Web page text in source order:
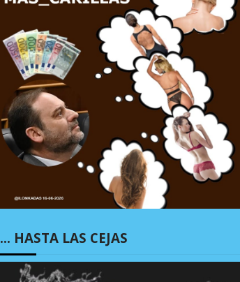
… HASTA LAS CEJAS